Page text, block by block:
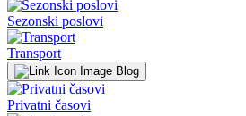
Sezonski poslovi
Transport
Blog
Privatni časovi